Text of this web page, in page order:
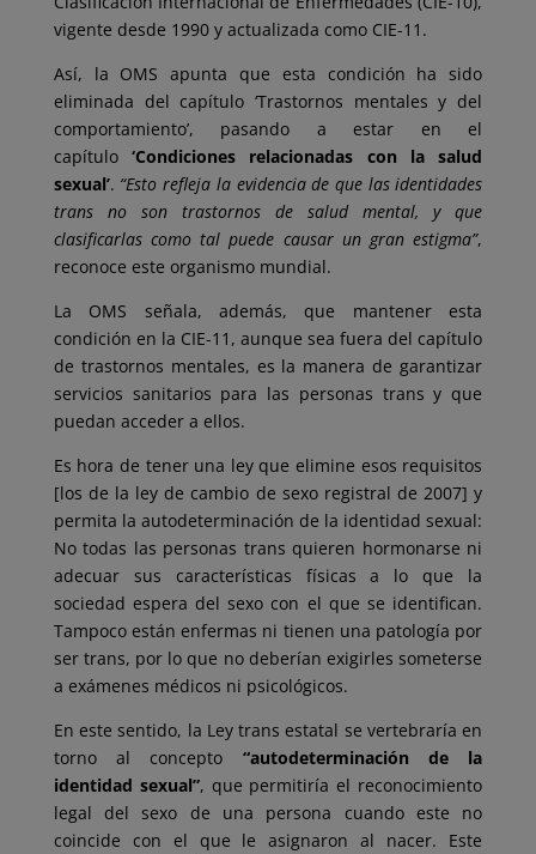
vigente desde 1990 y actualizada como CIE-11.
Así, la OMS apunta que esta condición ha sido
eliminada del capítulo ‘Trastornos mentales y del
comportamiento’, pasando a estar en el
capítulo‘Condiciones relacionadas con la salud
sexual’. “Esto refleja la evidencia de que las identidades
trans no son trastornos de salud mental, y que
clasificarlas como tal puede causar un gran estigma”,
reconoce este organismo mundial.
La OMS señala, además, que mantener esta
condición en la CIE-11, aunque sea fuera del capítulo
de trastornos mentales, es la manera de garantizar
servicios sanitarios para las personas trans y que
puedan acceder a ellos.
Es hora de tener una ley que elimine esos requisitos
[los de la ley de cambio de sexo registral de 2007] y
permita la autodeterminación de la identidad sexual:
No todas las personas trans quieren hormonarse ni
adecuar sus características físicas a lo que la
sociedad espera del sexo con el que se identifican.
Tampoco están enfermas ni tienen una patología por
ser trans, por lo que no deberían exigirles someterse
a exámenes médicos ni psicológicos.
En este sentido, la Ley trans estatal se vertebraría en
torno al concepto “autodeterminación de la
identidad sexual”, que permitiría el reconocimiento
legal del sexo de una persona cuando este no
coincide con el que le asignaron al nacer. Este